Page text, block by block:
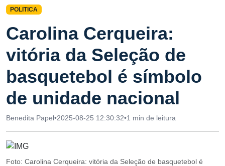
POLITICA
Carolina Cerqueira:
vitória da Seleção de
basquetebol é símbolo
de unidade nacional
Benedita Papel•2025-08-25 12:30:32•1 min de leitura
Foto: Carolina Cerqueira: vitória da Seleção de basquetebol é